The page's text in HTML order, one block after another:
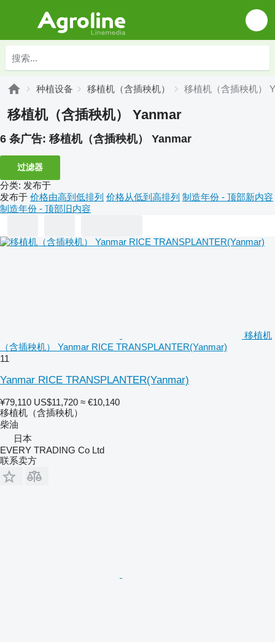
种植设备 移植机（含插秧机） 移植机（含插秧机）
移植机（含插秧机） Yanmar
6 条广告: 移植机（含插秧机） Yanmar
过滤器
分类: 发布于
发布于 价格由高到低排列 价格从低到高排列 制造年份 - 顶部新内容
制造年份 - 顶部旧内容
移植机
（含插秧机） Yanmar RICE TRANSPLANTER(Yanmar)
11
Yanmar RICE TRANSPLANTER(Yanmar)
¥79,110 US$11,720 ≈ €10,140
移植机（含插秧机）
柴油
日本
EVERY TRADING Co Ltd
联系卖方